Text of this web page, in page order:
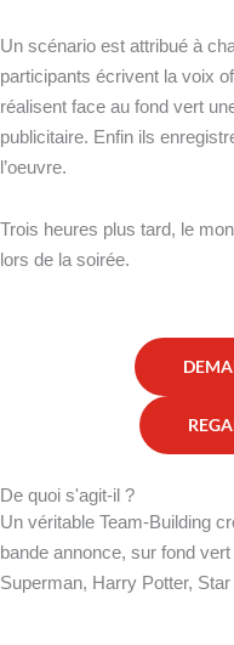
Un scénario est attribué à
participants écrivent la voix
réalisent face au fond vert
publicitaire. Enfin ils
l’oeuvre.
Trois heures plus tard, le
lors de la soirée.
De quoi s'agit-il ?
Un véritable Team-Building
bande annonce, sur fond
Superman, Harry Potter,